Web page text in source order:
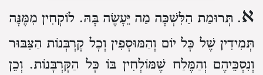
א. תְּרוּמַת הַלִּשְׁכָּה מַה יֵּעָשֶׂה בָּהּ. לוֹקְחִין מִמֶּנָּה
תְּמִידִין שֶׁל כָּל יוֹם וְהַמּוּסָפִין וְכָל קָרְבְּנוֹת הַצִּבּוּר
וְנִסְכֵּיהֶם וְהַמֶּלַח שֶׁמּוֹלְחִין בּוֹ כָּל הַקָּרְבָּנוֹת. וְכֵן